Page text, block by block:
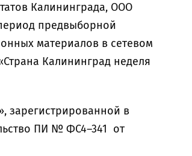
Калининграда, ООО
предвыборной
материалов в сетевом
Калининград неделя
зарегистрированной в
ПИ № ФС4–341 от